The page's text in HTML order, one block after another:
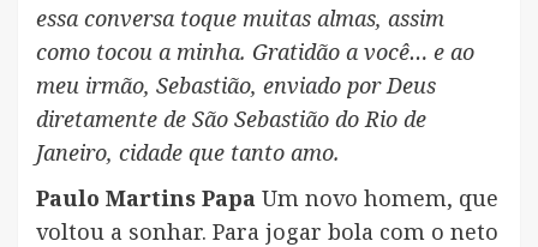
essa conversa toque muitas almas, assim
como tocou a minha. Gratidão a você… e ao
meu irmão, Sebastião, enviado por Deus
diretamente de São Sebastião do Rio de
Janeiro, cidade que tanto amo.
Paulo Martins Papa Um novo homem, que
voltou a sonhar. Para jogar bola com o neto